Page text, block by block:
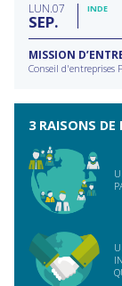
LUN 07
SEP
INDE
MISSION
Conseil d'entreprises
3 RAISONS DE